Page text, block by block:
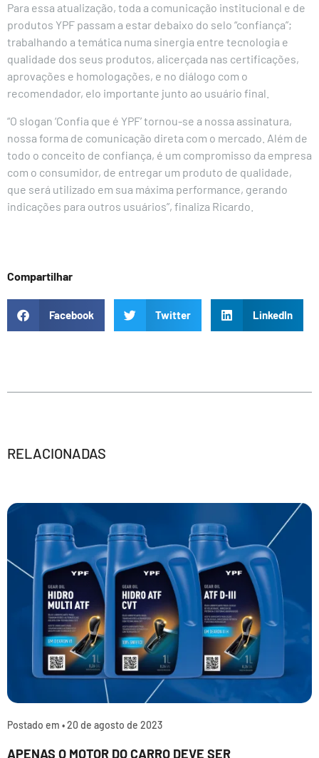
Para essa atualização, toda a comunicação institucional e de
produtos YPF passam a estar debaixo do selo “confiança”;
trabalhando a temática numa sinergia entre tecnologia e
qualidade dos seus produtos, alicerçada nas certificações,
aprovações e homologações, e no diálogo com o
recomendador, elo importante junto ao usuário final.
“O slogan ‘Confia que é YPF’ tornou-se a nossa assinatura,
nossa forma de comunicação direta com o mercado. Além de
todo o conceito de confiança, é um compromisso da empresa
com o consumidor, de entregar um produto de qualidade,
que será utilizado em sua máxima performance, gerando
indicações para outros usuários”, finaliza Ricardo.
Compartilhar
Facebook Twitter LinkedIn
RELACIONADAS
Postado em •20 de agosto de 2023
APENAS O MOTOR DO CARRO DEVE SER